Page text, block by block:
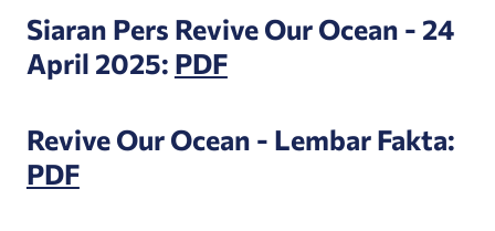
Siaran Pers Revive Our Ocean - 24
April 2025: PDF
Revive Our Ocean - Lembar Fakta:
PDF